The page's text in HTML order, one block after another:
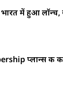
में हुआ
प्लान्स की